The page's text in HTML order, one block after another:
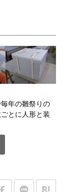
年の雛祭りの
とに人形と装
にした。